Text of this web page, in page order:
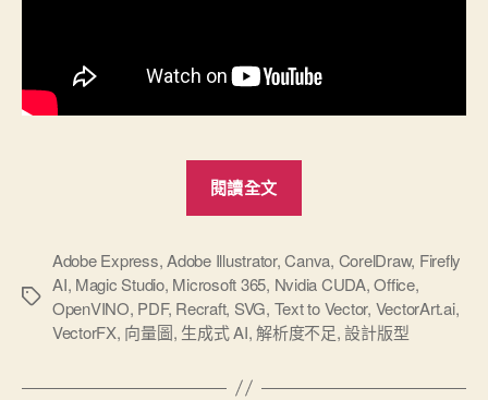
閱讀全文
幾
個
AI
生
標
Adobe Express,Adobe Illustrator,Canva, CorelDraw, Firefly
AI, Magic Studio, Microsoft 365, Nvidia CUDA,Office,
OpenVINO, PDF, Recraft, SVG, Text to Vector, VectorArt.ai,
VectorFX, 向量圖, 生成式 AI,解析度不足,設計版型